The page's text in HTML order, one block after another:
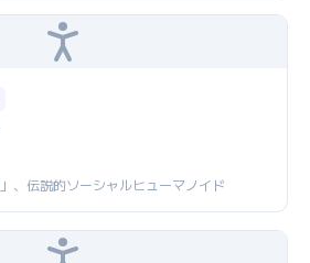
、伝説的ソーシャルヒューマノイド